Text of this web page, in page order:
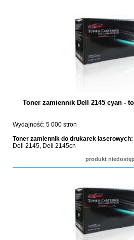
Toner zamiennik Dell 2145 cyan -
Wydajność: 5 000 stron
Toner zamiennik do drukarek laserowych:
Dell 2145, Dell 2145cn
produkt